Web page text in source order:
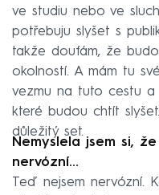
ve studiu nebo ve
potřebuju slyšet s
takže doufám, že
okolností. A mám tu
vezmu na tuto cestu a
které budou chtít
důležitý set.
Nemyslela jsem si,
nervózní...
Teď nejsem nervózní.